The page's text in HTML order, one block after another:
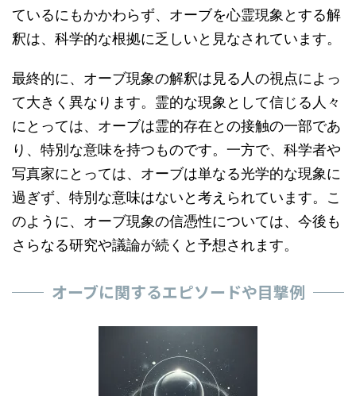
ているにもかかわらず、オーブを心霊現象とする解
釈は、科学的な根拠に乏しいと見なされています。
最終的に、オーブ現象の解釈は見る人の視点によっ
て大きく異なります。霊的な現象として信じる人々
にとっては、オーブは霊的存在との接触の一部であ
り、特別な意味を持つものです。一方で、科学者や
写真家にとっては、オーブは単なる光学的な現象に
過ぎず、特別な意味はないと考えられています。こ
のように、オーブ現象の信憑性については、今後も
さらなる研究や議論が続くと予想されます。
オーブに関するエピソードや目撃例